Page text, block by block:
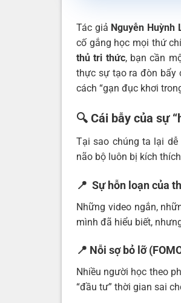
Tác giả Nguyễn Huỳnh
cố gắng học mọi thứ
thủ tri thức, bạn cần
thực sự tạo ra đòn bẩy
cách “gạn đục khơi
🔍 Cái bẫy của sự
Tại sao chúng ta lại
não bộ luôn bị kích
📍 Sự hỗn loạn của
Những video ngắn,
mình đã hiểu biết,
📍 Nỗi sợ bỏ lỡ
Nhiều người học theo
“đầu tư” thời gian sai